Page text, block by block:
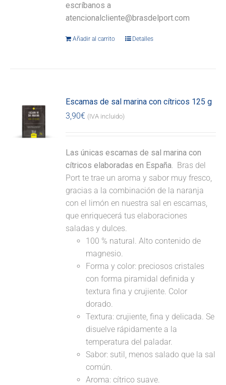
escríbanos a
atencionalcliente@brasdelport.com
Añadir al carrito Detalles
Escamas de sal marina con cítricos 125 g
3,90€ (IVA incluido)
Las únicas escamas de sal marina con
cítricos elaboradas en España. Bras del
Port te trae un aroma y sabor muy fresco,
gracias a la combinación de la naranja
con el limón en nuestra sal en escamas,
que enriquecerá tus elaboraciones
saladas y dulces.
100 % natural. Alto contenido de
magnesio.
Forma y color: preciosos cristales
con forma piramidal definida y
textura fina y crujiente. Color
dorado.
Textura: crujiente, fina y delicada. Se
disuelve rápidamente a la
temperatura del paladar.
Sabor: sutil, menos salado que la sal
común.
Aroma: cítrico suave.